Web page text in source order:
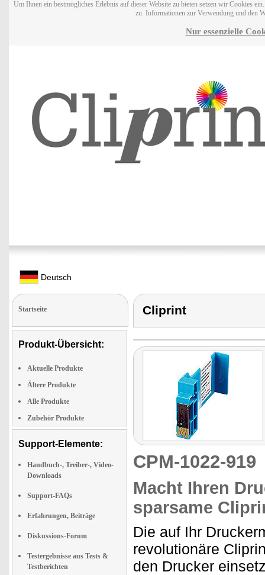
Um Ihnen ein bestmögliches Erlebnis auf dieser Website zu bieten setzen wir Cookies
zu. Informationen zur Verwendung und den
Nur essenzielle
Deutsch
Startseite
Produkt-Übersicht:
Aktuelle Produkte
Ältere Produkte
Alle Produkte
Zubehör Produkte
Support-Elemente:
Handbuch-, Treiber-, Video-
Downloads
Support-FAQs
Erfahrungen, Beiträge
Diskussions-Forum
Testergebnisse aus Tests &
Testberichten
Cliprint
CPM-1022-
Macht Ihren
sparsame
Die auf Ihr
revolutionäre
den Drucker